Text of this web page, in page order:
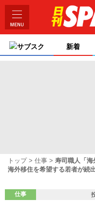
サブスク 新着
トップ 仕事
寿司職人「海
海外移住を希望する若者が続
仕事